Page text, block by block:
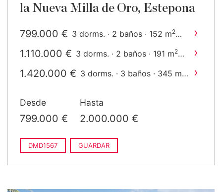
la Nueva Milla de Oro, Estepona
799.000 € 3 dorms. · 2 baños · 152 m2 ›
1.110.000 € 3 dorms. · 2 baños · 191 m2 ›
1.420.000 € 3 dorms. · 3 baños · 345 m ›
construido
Desde
799.000 €
Hasta
2.000.000 €
DMD1567 GUARDAR